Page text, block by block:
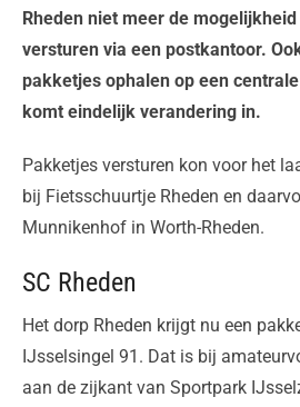
Rheden niet meer de
versturen via een postkantoor.
pakketjes ophalen op een
komt eindelijk verandering in.
Pakketjes versturen kon voor het
bij Fietsschuurtje Rheden en
Munnikenhof in Worth-Rheden.
SC Rheden
Het dorp Rheden krijgt nu een
IJsselsingel 91. Dat is bij
aan de zijkant van Sportpark